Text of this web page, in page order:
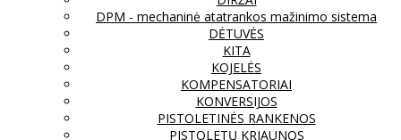
DPM - mechaninė atatrankos mažinimo sistema
DĖTUVĖS
KITA
KOJELĖS
KOMPENSATORIAI
KONVERSIJOS
PISTOLETINĖS RANKENOS
PISTOLETŲ KRIAUNOS